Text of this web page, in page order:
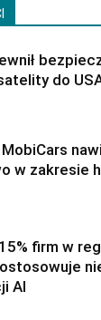
do
w zakresie
firm w
AI